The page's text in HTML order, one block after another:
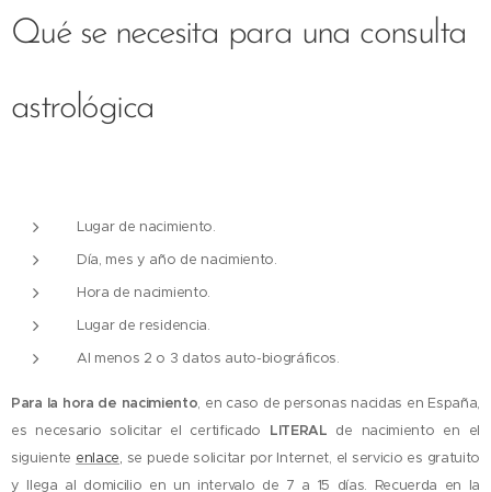
Qué se necesita para una consulta
astrológica
Lugar de nacimiento.
Día, mes y año de nacimiento.
Hora de nacimiento.
Lugar de residencia.
Al menos 2 o 3 datos auto-biográficos.
Para la hora de nacimiento, en caso de personas nacidas en España,
es necesario solicitar el certificado LITERAL de nacimiento en el
siguiente enlace, se puede solicitar por Internet, el servicio es gratuito
y llega al domicilio en un intervalo de 7 a 15 días. Recuerda en la